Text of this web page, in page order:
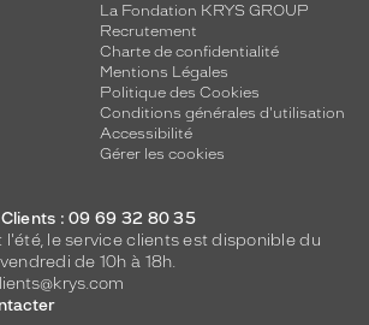
La Fondation KRYS GROUP
Recrutement
Charte de confidentialité
Mentions Légales
Politique des Cookies
Conditions générales d'utilisation
Accessibilité
Gérer les cookies
: 09 69 32 80 35
l'été, le service clients est disponible du
de 10h à 18h.